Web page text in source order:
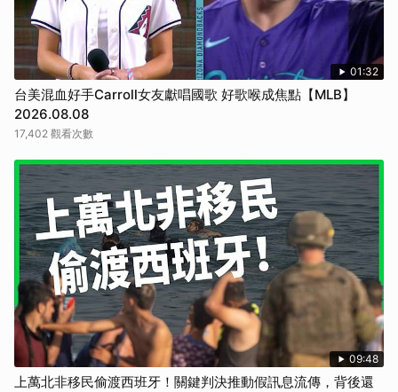
01:32
台美混血好手Carroll女友獻唱國歌 好歌喉成焦點【MLB】
2026.08.08
17,402 觀看次數
09:48
上萬北非移民偷渡西班牙！關鍵判決推動假訊息流傳，背後還